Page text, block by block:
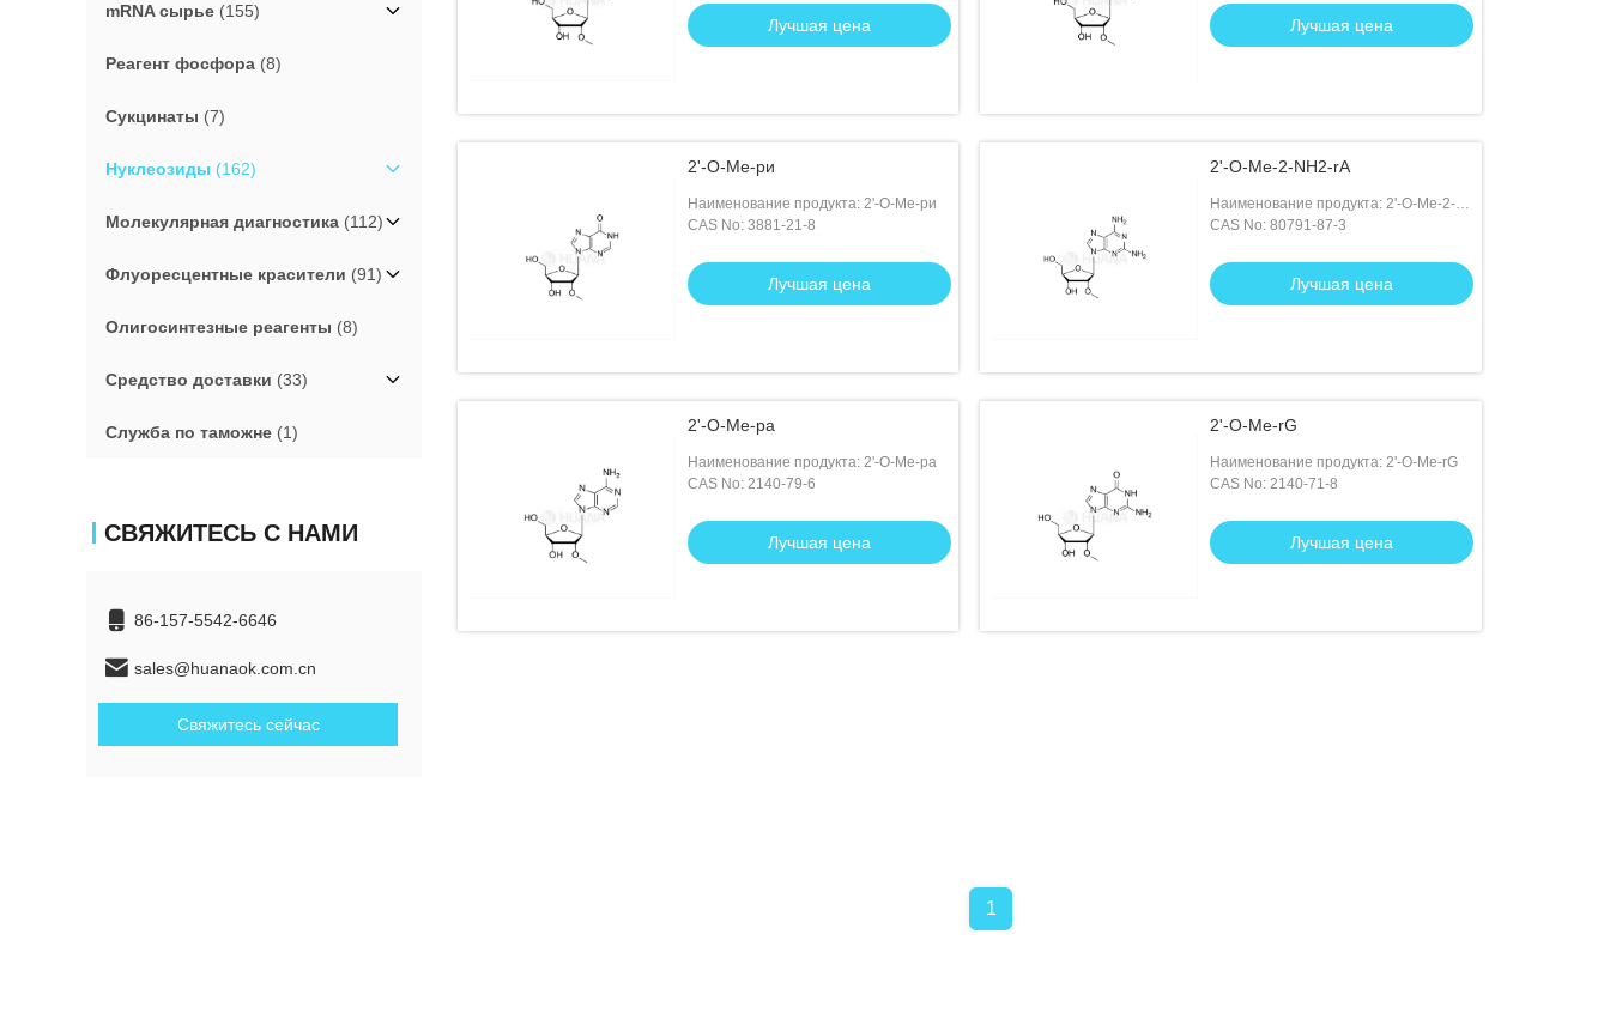
mRNA сырье (155)
Реагент фосфора (8)
Сукцинаты (7)
Нуклеозиды (162)
Молекулярная диагностика (112)
Флуоресцентные красители (91)
Олигосинтезные реагенты (8)
Средство доставки (33)
Служба по таможне (1)
СВЯЖИТЕСЬ С НАМИ
86-157-5542-6646
sales@huanaok.com.cn
Свяжитесь сейчас
Лучшая цена Лучшая цена
2'-О-Ме-ри
Наименование продукта: 2'-О-Ме-ри
CAS No: 3881-21-8
Лучшая цена
2'-O-Me-2-NH2-rA
Наименование продукта: 2'-O-Me-2-
NH2-rA
CAS No: 80791-87-3
Лучшая цена
2'-О-Ме-ра
Наименование продукта: 2'-О-Ме-ра
CAS No: 2140-79-6
Лучшая цена
2'-O-Me-rG
Наименование продукта: 2'-O-Me-rG
CAS No: 2140-71-8
Лучшая цена
1